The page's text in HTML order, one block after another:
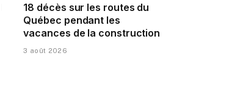
18 décès sur les routes du
Québec pendant les
vacances de la construction
3 août 2026